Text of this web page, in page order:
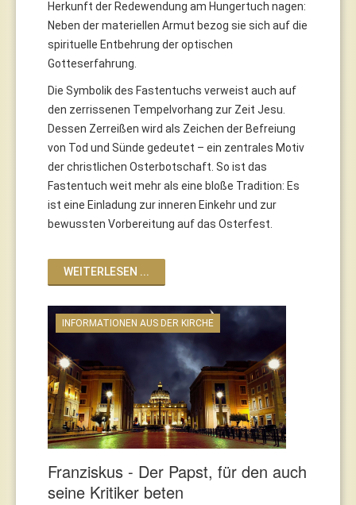
Herkunft der Redewendung am Hungertuch nagen:
Neben der materiellen Armut bezog sie sich auf die
spirituelle Entbehrung der optischen
Gotteserfahrung.
Die Symbolik des Fastentuchs verweist auch auf
den zerrissenen Tempelvorhang zur Zeit Jesu.
Dessen Zerreißen wird als Zeichen der Befreiung
von Tod und Sünde gedeutet – ein zentrales Motiv
der christlichen Osterbotschaft. So ist das
Fastentuch weit mehr als eine bloße Tradition: Es
ist eine Einladung zur inneren Einkehr und zur
bewussten Vorbereitung auf das Osterfest.
WEITERLESEN ...
INFORMATIONEN AUS DER KIRCHE
Franziskus - Der Papst, für den auch
seine Kritiker beten